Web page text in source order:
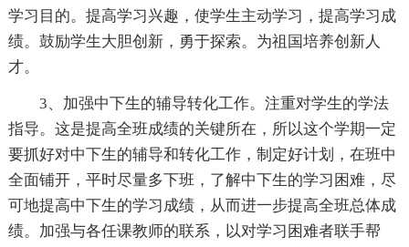
学习目的。提高学习兴趣，使学生主动学习，提高学习成
绩。鼓励学生大胆创新，勇于探索。为祖国培养创新人
才。
3、加强中下生的辅导转化工作。注重对学生的学法
指导。这是提高全班成绩的关键所在，所以这个学期一定
要抓好对中下生的辅导和转化工作，制定好计划，在班中
全面铺开，平时尽量多下班，了解中下生的学习困难，尽
可地提高中下生的学习成绩，从而进一步提高全班总体成
绩。加强与各任课教师的联系，以对学习困难者联手帮